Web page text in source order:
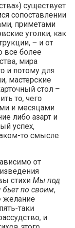
существует
сопоставлении
приметами
уголки, как
– и от
все более
мира
и потому для
мастерские
стол –
то, чего
и месяцами
либо азарт и
успех,
то смысле
от
стихи Мы под
по своим,
желание
таки
и